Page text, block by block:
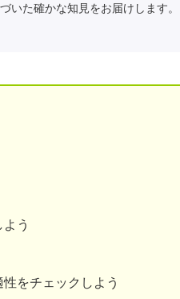
いた確かな知見をお届けします。
う
をチェックしよう